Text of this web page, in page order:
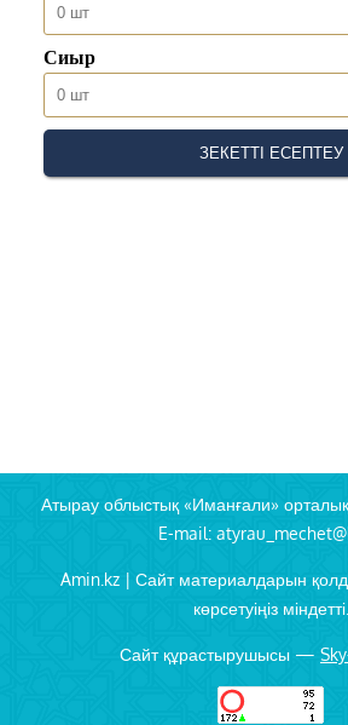
Атырау облыстық «Иманғали» орталық
E-mail:
Amin.kz | Сайт материалдарын
көрсетуіңіз міндетті.
Сайт құрастырушысы —